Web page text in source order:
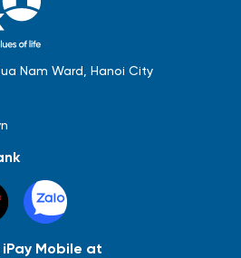
Nam Ward, Hanoi City
Mobile at